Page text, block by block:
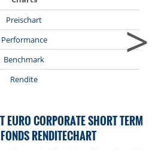
Preischart
Performance
Benchmark
Rendite
>
CORPORATE SHORT TERM
RENDITECHART